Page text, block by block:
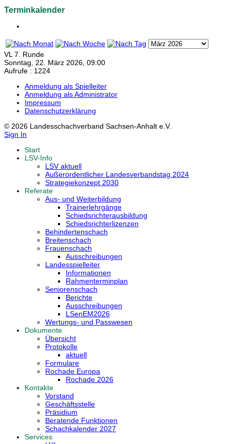
Terminkalender
VL 7. Runde
Sonntag, 22. März 2026, 09:00
Aufrufe : 1224
Anmeldung als Spielleiter
Anmeldung als Administrator
Impressum
Datenschutzerklärung
© 2026 Landesschachverband Sachsen-Anhalt e.V.
Sign In
Start
LSV-Info
LSV aktuell
Außerordentlicher Landesverbandstag 2024
Strategiekonzept 2030
Referate
Aus- und Weiterbildung
Trainerlehrgänge
Schiedsrichterausbildung
Schiedsrichterlizenzen
Behindertenschach
Breitenschach
Frauenschach
Ausschreibungen
Landesspielleiter
Informationen
Rahmenterminplan
Seniorenschach
Berichte
Ausschreibungen
LSenEM2026
Wertungs- und Passwesen
Dokumente
Übersicht
Protokolle
aktuell
Formulare
Rochade Europa
Rochade 2026
Kontakte
Vorstand
Geschäftsstelle
Präsidium
Beratende Funktionen
Schachkalender 2027
Services